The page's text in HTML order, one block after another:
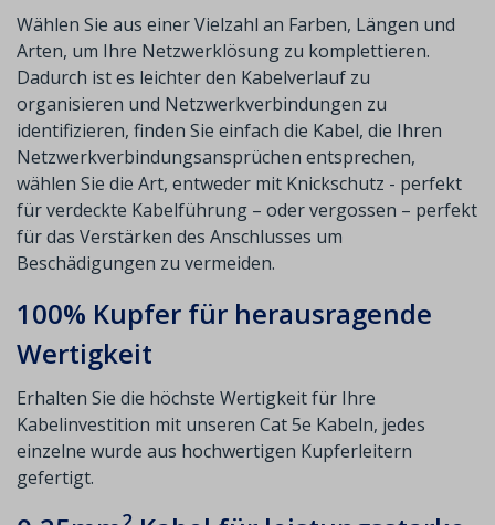
Wählen Sie aus einer Vielzahl an Farben, Längen und
Arten, um Ihre Netzwerklösung zu komplettieren.
Dadurch ist es leichter den Kabelverlauf zu
organisieren und Netzwerkverbindungen zu
identifizieren, finden Sie einfach die Kabel, die Ihren
Netzwerkverbindungsansprüchen entsprechen,
wählen Sie die Art, entweder mit Knickschutz - perfekt
für verdeckte Kabelführung – oder vergossen – perfekt
für das Verstärken des Anschlusses um
Beschädigungen zu vermeiden.
100% Kupfer für herausragende
Wertigkeit
Erhalten Sie die höchste Wertigkeit für Ihre
Kabelinvestition mit unseren Cat 5e Kabeln, jedes
einzelne wurde aus hochwertigen Kupferleitern
gefertigt.